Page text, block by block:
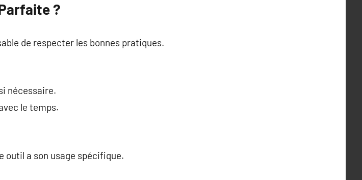
?
de respecter les bonnes pratiques.
nécessaire.
le temps.
outil a son usage spécifique.